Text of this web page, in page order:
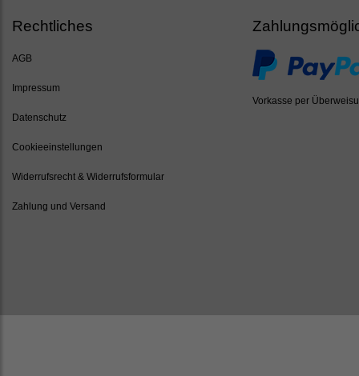
Rechtliches
AGB
Impressum
Datenschutz
Cookieeinstellungen
Widerrufsrecht & Widerrufsformular
Zahlung und Versand
Vorkasse per